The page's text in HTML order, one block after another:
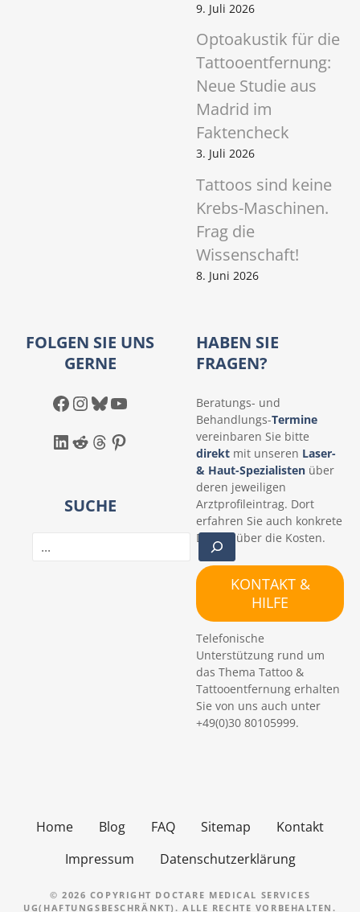
9. Juli 2026
Optoakustik für die
Tattooentfernung:
Neue Studie aus
Madrid im
Faktencheck
3. Juli 2026
Tattoos sind keine
Krebs-Maschinen.
Frag die
Wissenschaft!
8. Juni 2026
FOLGEN SIE UNS
GERNE
Facebook InstagramBluesky YouTube
LinkedIn Reddit Threads Pinterest
SUCHE
HABEN SIE
FRAGEN?
Beratungs- und
Behandlungs-Termine
vereinbaren Sie bitte
direkt mit unseren Laser-
& Haut-Spezialisten über
deren jeweiligen
Arztprofileintrag. Dort
erfahren Sie auch konkrete
Details über die Kosten.
KONTAKT &
HILFE
Telefonische
Unterstützung rund um
das Thema Tattoo &
Tattooentfernung erhalten
Sie von uns auch unter
+49(0)30 80105999.
Home Blog FAQ Sitemap
Kontakt
Impressum
Datenschutzerklärung
© 2026 COPYRIGHT DOCTARE MEDICAL SERVICES
UG(HAFTUNGSBESCHRÄNKT). ALLE RECHTE VORBEHALTEN.